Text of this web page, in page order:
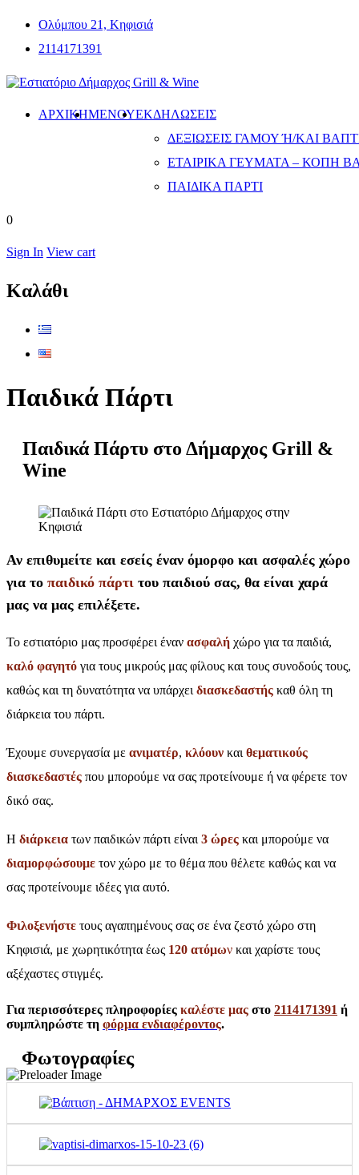
Ολύμπου 21, Κηφισιά
2114171391
ΑΡΧΙΚΗΜΕΝΟΎΕΚΔΗΛΏΣΕΙΣ
ΔΕΞΙΏΣΕΙΣ ΓΆΜΟΥ Ή/ΚΑΙ
ΕΤΑΙΡΙΚΆ ΓΕΎΜΑΤΑ – ΚΟΠΉ
ΠΑΙΔΙΚΆ ΠΆΡΤΙ
0
Sign In View cart
Καλάθι
Παιδικά Πάρτι
Παιδικά Πάρτυ στο Δήμαρχος Grill &
Wine
Αν επιθυμείτε και εσείς έναν όμορφο και ασφαλές χώρο
για το παιδικό πάρτι του παιδιού σας, θα είναι χαρά
μας να μας επιλέξετε.
Το εστιατόριο μας προσφέρει έναν ασφαλή χώρο για τα παιδιά,
καλό φαγητό για τους μικρούς μας φίλους και τους συνοδούς τους,
καθώς και τη δυνατότητα να υπάρχει διασκεδαστής καθ όλη τη
διάρκεια του πάρτι.
Έχουμε συνεργασία με ανιματέρ, κλόουν και θεματικούς
διασκεδαστές που μπορούμε να σας προτείνουμε ή να φέρετε τον
δικό σας.
Η διάρκεια των παιδικών πάρτι είναι 3 ώρες και μπορούμε να
διαμορφώσουμε τον χώρο με το θέμα που θέλετε καθώς και να
σας προτείνουμε ιδέες για αυτό.
Φιλοξενήστε τους αγαπημένους σας σε ένα ζεστό χώρο στη
Κηφισιά, με χωρητικότητα έως 120 ατόμων και χαρίστε τους
αξέχαστες στιγμές.
Για περισσότερες πληροφορίες καλέστε μας στο 2114171391 ή
συμπληρώστε τη φόρμα ενδιαφέροντος.
Φωτογραφίες